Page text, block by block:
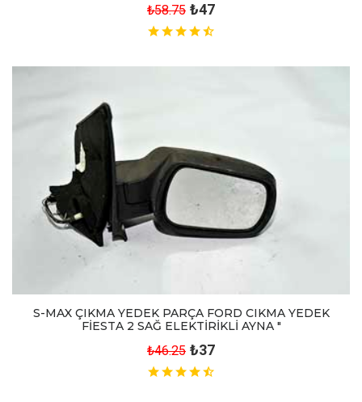
₺58.75 ₺47
S-MAX ÇIKMA YEDEK PARÇA FORD CIKMA YEDEK
FİESTA 2 SAĞ ELEKTİRİKLİ AYNA "
₺46.25 ₺37